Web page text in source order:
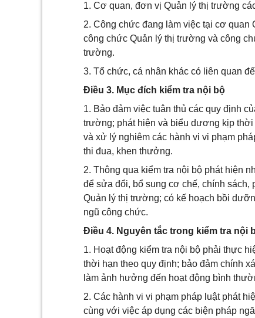
1. Cơ quan, đơn vị Quản lý thị trường
2. Công chức đang làm việc tại cơ quan
công chức Quản lý thị trường và công
trường.
3. Tổ chức, cá nhân khác có liên quan
Điều 3. Mục đích kiểm tra nội bộ
1. Bảo đảm việc tuân thủ các quy định
trường; phát hiện và biểu dương kịp
và xử lý nghiêm các hành vi vi phạm
thi đua, khen thưởng.
2. Thông qua kiểm tra nội bộ phát hiện
để sửa đổi, bổ sung cơ chế, chính
Quản lý thị trường; có kế hoạch bồi
ngũ công chức.
Điều 4. Nguyên tắc trong kiểm tra nội
1. Hoạt động kiểm tra nội bộ phải thực
thời hạn theo quy định; bảo đảm chính
làm ảnh hưởng đến hoạt động bình
2. Các hành vi vi phạm pháp luật phát
cùng với việc áp dụng các biện pháp